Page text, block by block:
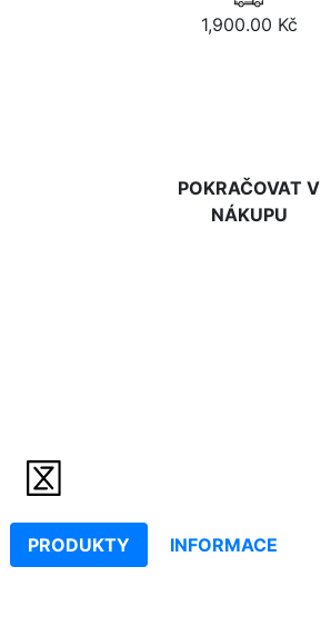
1,900.00 Kč
POKRAČOVAT V
NÁKUPU
PRODUKTY INFORMACE